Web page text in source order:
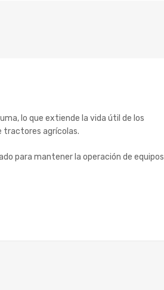
lo que extiende la vida útil de los
tractores agrícolas.
para mantener la operación de equipos